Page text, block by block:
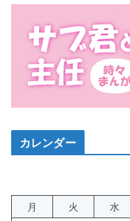
カレンダー
月
火 水